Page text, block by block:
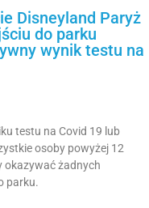
Disneyland Paryż
do parku
wynik testu na
testu na Covid 19 lub
osoby powyżej 12
okazywać żadnych
parku.